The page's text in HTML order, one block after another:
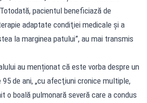
pacientul beneficiază de
adaptate condiţiei medicale şi a
la marginea patului”, au mai transmis
au menționat că este vorba despre un
de ani, „cu afecţiuni cronice multiple,
o boală pulmonară severă care a condus